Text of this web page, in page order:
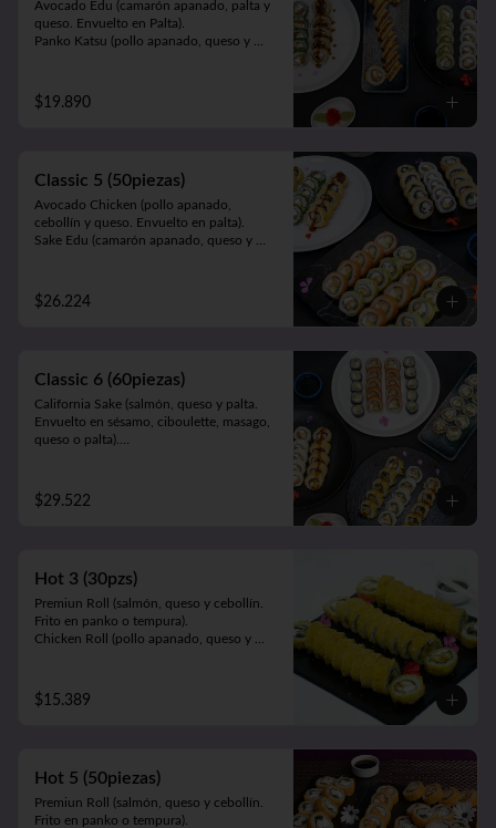
Avocado Edu (camarón apanado, palta y
queso. Envuelto en Palta).
Panko Katsu (pollo apanado, queso y
queso y cebollín. Frito en panko).
California Sake (salmón, queso y palta.
$19.890
Classic 5 (50piezas)
Avocado Chicken (pollo apanado,
cebollín y queso. Envuelto en palta).
Sake Edu (camarón apanado, queso y
Envuelto en ciboulette, sésamo, masago,
palta o queso).
en panko).
$26.224
Classic 6 (60piezas)
California Sake (salmón, queso y palta.
Envuelto en sésamo, ciboulette, masago,
queso o palta).
queso o palta).
Sake Edu (camarón apanado, palta y
Panko Kani (kanikama, queso y cebollín.
Frito en panko).
Hosomaki Green (queso y palta. Envuelto
en nori).
$29.522
Hot 3 (30pzs)
Premiun Roll (salmón, queso y cebollín.
Frito en panko o tempura).
Chicken Roll (pollo apanado, queso y
palta. Envuelto en pollo apanado y salsa
maracuyá).
$15.389
Hot 5 (50piezas)
Premiun Roll (salmón, queso y cebollín.
Frito en panko o tempura).